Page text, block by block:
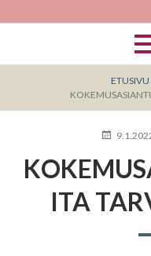
ETUSIVU
ITA